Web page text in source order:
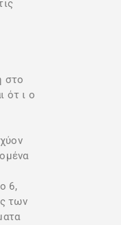
στο
ότ ι ο
6,
των